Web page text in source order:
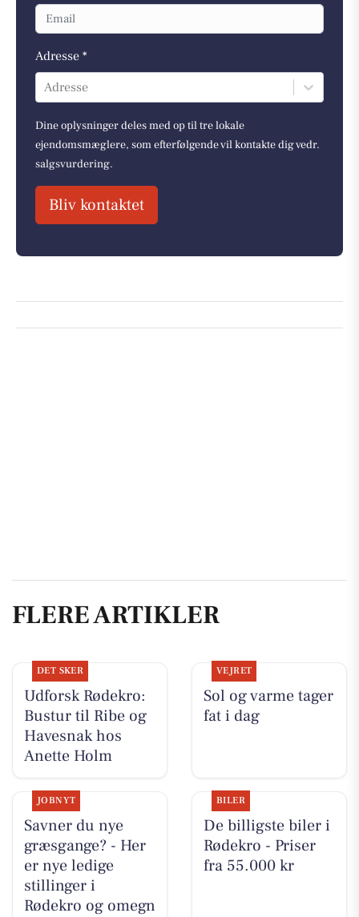
Adresse *
Adresse
Dine oplysninger deles med op til tre lokale
ejendomsmæglere, som efterfølgende vil kontakte dig vedr.
salgsvurdering.
Bliv kontaktet
FLERE ARTIKLER
DET SKER
Udforsk Rødekro:
Bustur til Ribe og
Havesnak hos
Anette Holm
VEJRET
Sol og varme tager
fat i dag
JOBNYT
Savner du nye
græsgange? - Her
er nye ledige
stillinger i
Rødekro og omegn
BILER
De billigste biler i
Rødekro - Priser
fra 55.000 kr